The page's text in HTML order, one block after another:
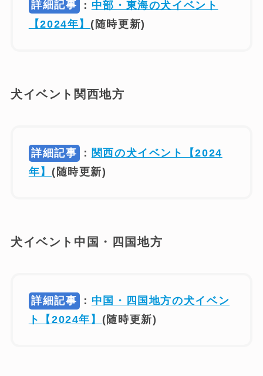
詳細記事 ： 中部・東海の犬イベント
【2024年】 (随時更新)
犬イベント関西地方
詳細記事 ： 関西の犬イベント【2024
年】 (随時更新)
犬イベント中国・四国地方
詳細記事 ： 中国・四国地方の犬イベン
ト【2024年】 (随時更新)